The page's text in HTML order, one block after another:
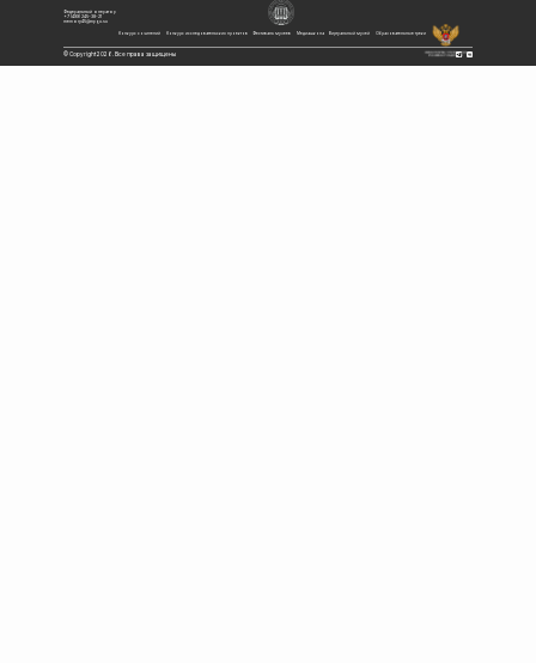
Федеральный оператор
+7 (499) 245-38-21
memory45@mpgu.su
Конкурс сочинений Конкурс исследовательских проектов Фестиваль музеев Медиашкола Виртуальный музей Образовательные треки
© Copyright 2026. Все права защищены